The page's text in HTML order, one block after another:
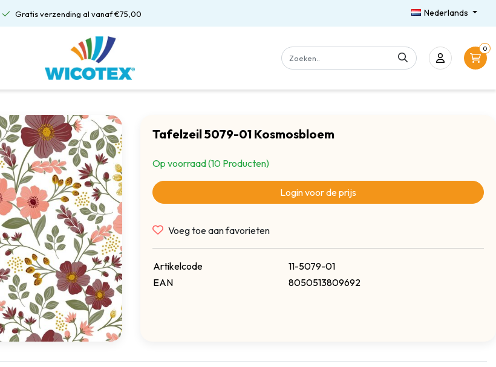
Gratis verzending al vanaf €75,00 Nederlands
0
Tafelzeil 5079-01 Kosmosbloem
Op voorraad (10 Producten)
Login voor de prijs
Voeg toe aan favorieten
Artikelcode
11-5079-01
EAN
8050513809692